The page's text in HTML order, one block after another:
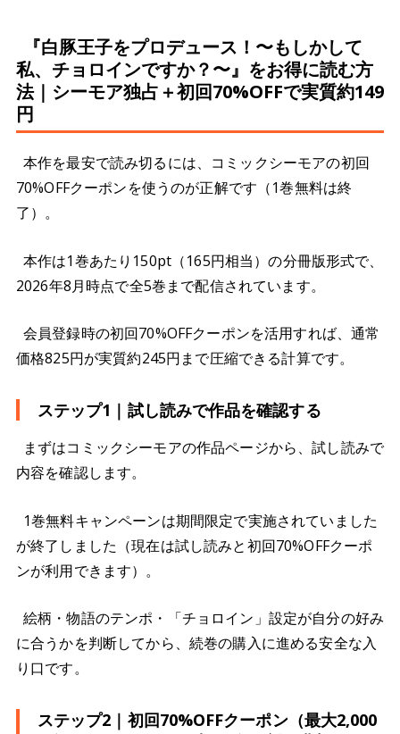
『白豚王子をプロデュース！〜もしかして
私、チョロインですか？〜』をお得に読む方
法｜シーモア独占＋初回70%OFFで実質約149
円
本作を最安で読み切るには、コミックシーモアの初回
70%OFFクーポンを使うのが正解です（1巻無料は終
了）。
本作は1巻あたり150pt（165円相当）の分冊版形式で、
2026年8月時点で全5巻まで配信されています。
会員登録時の初回70%OFFクーポンを活用すれば、通常
価格825円が実質約245円まで圧縮できる計算です。
ステップ1｜試し読みで作品を確認する
まずはコミックシーモアの作品ページから、試し読みで
内容を確認します。
1巻無料キャンペーンは期間限定で実施されていました
が終了しました（現在は試し読みと初回70%OFFクーポ
ンが利用できます）。
絵柄・物語のテンポ・「チョロイン」設定が自分の好み
に合うかを判断してから、続巻の購入に進める安全な入
り口です。
ステップ2｜初回70%OFFクーポン（最大2,000